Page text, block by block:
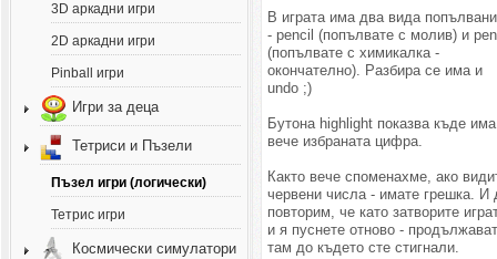
3D аркадни игри
2D аркадни игри
Pinball игри
Игри за деца
Тетриси и Пъзели
Пъзел игри (логически)
Тетрис игри
Космически симулатори
В играта има два вида
- pencil (попълвате с молив) и pen
(попълвате с химикалка -
окончателно). Разбира се има и
undo ;)
Бутона highlight показва къде има
вече избраната цифра.
Както вече споменахме, ако
червени числа - имате грешка. И
повторим, че като затворите
и я пуснете отново -
там до където сте стигнали.